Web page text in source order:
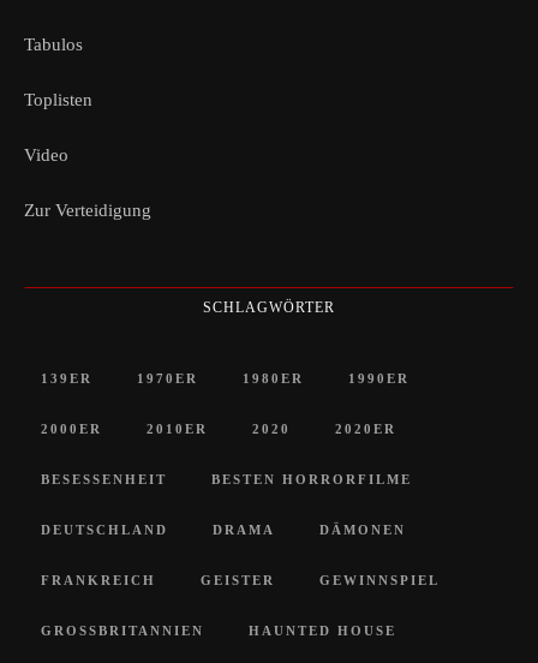
Tabulos
Toplisten
Video
Zur Verteidigung
SCHLAGWÖRTER
139ER 1970ER 1980ER 1990ER
2000ER 2010ER 2020 2020ER
BESESSENHEIT BESTEN HORRORFILME
DEUTSCHLAND DRAMA DÄMONEN
FRANKREICH GEISTER GEWINNSPIEL
GROSSBRITANNIEN HAUNTED HOUSE